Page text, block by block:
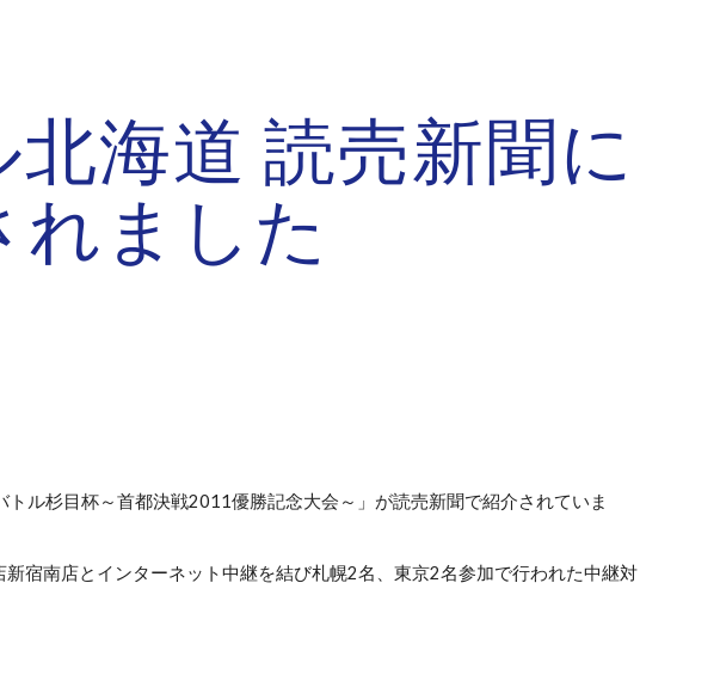
海道 読売新聞に
れました
ル杉目杯～首都決戦2011優勝記念大会～」が読売新聞で紹介されていま
宿南店とインターネット中継を結び札幌2名、東京2名参加で行われた中継対